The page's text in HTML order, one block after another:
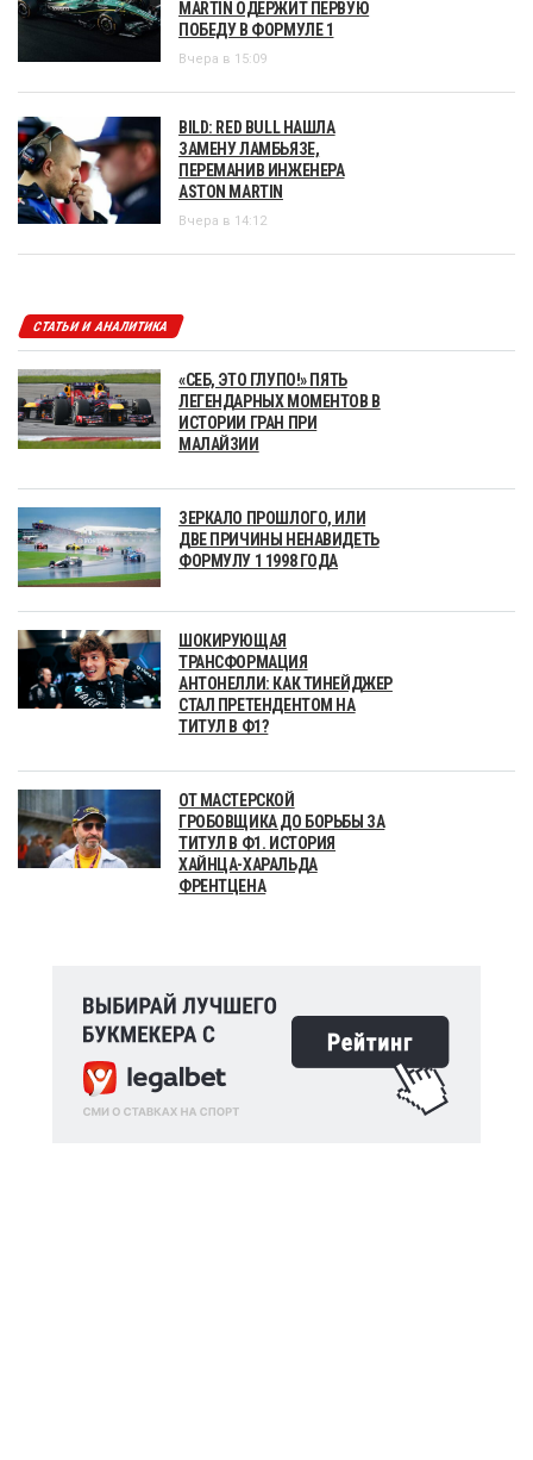
MARTIN ОДЕРЖИТ ПЕРВУЮ
ПОБЕДУ В ФОРМУЛЕ 1
Вчера в 15:09
BILD: RED BULL НАШЛА
ЗАМЕНУ ЛАМБЬЯЗЕ,
ПЕРЕМАНИВ ИНЖЕНЕРА
ASTON MARTIN
Вчера в 14:12
СТАТЬИ И АНАЛИТИКА
«СЕБ, ЭТО ГЛУПО!» ПЯТЬ
ЛЕГЕНДАРНЫХ МОМЕНТОВ В
ИСТОРИИ ГРАН ПРИ
МАЛАЙЗИИ
ЗЕРКАЛО ПРОШЛОГО, ИЛИ
ДВЕ ПРИЧИНЫ НЕНАВИДЕТЬ
ФОРМУЛУ 1 1998 ГОДА
ШОКИРУЮЩАЯ
ТРАНСФОРМАЦИЯ
АНТОНЕЛЛИ: КАК ТИНЕЙДЖЕР
СТАЛ ПРЕТЕНДЕНТОМ НА
ТИТУЛ В Ф1?
ОТ МАСТЕРСКОЙ
ГРОБОВЩИКА ДО БОРЬБЫ ЗА
ТИТУЛ В Ф1. ИСТОРИЯ
ХАЙНЦА-ХАРАЛЬДА
ФРЕНТЦЕНА